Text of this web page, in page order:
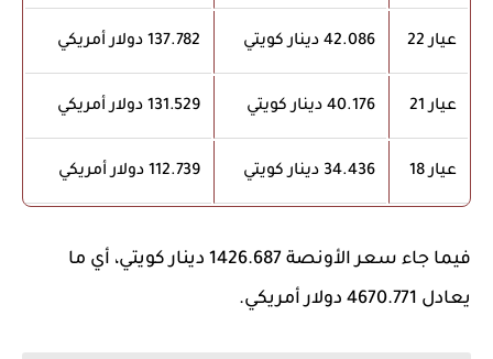
عيار 22 42.086 دينار كويتي 137.782 دولار أمريكي
عيار 21 40.176 دينار كويتي 131.529 دولار أمريكي
عيار 18 34.436 دينار كويتي 112.739 دولار أمريكي
فيما جاء سعر الأونصة 1426.687 دينار كويتي، أي ما
يعادل 4670.771 دولار أمريكي.